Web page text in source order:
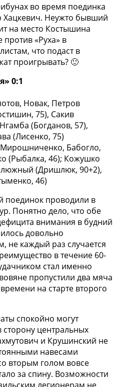
во время поединка
Хацкевич. Неужто бывший
на место Костышина
против «Руха» в
что подаст в
проигрывать? 🙂
0:1
Новак, Петров
75), Сакив
(Богданов, 57),
(Лисенко, 75)
Бабогло,
(Рыбалка, 46); Кожушко
(Дришлюк, 90+2),
46)
поединок проводили в
Понятно дело, что обе
внимания в будний
довольно
не каждый раз случается
в течение 60-
стал именно
пропустили два мяча
на старте второго
спокойно могут
сторону центральных
и Крушинский не
навесами
вторым голом вовсе
за спину. Возможности